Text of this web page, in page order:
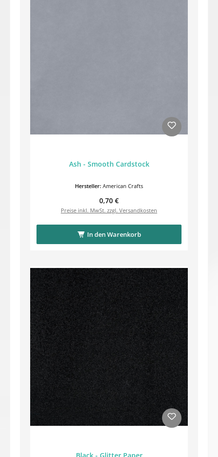
Ash - Smooth Cardstock
Hersteller: American Crafts
Regulärer Preis:
0,70 €
Preise inkl. MwSt. zzgl. Versandkosten
In den Warenkorb
Black - Glitter Paper